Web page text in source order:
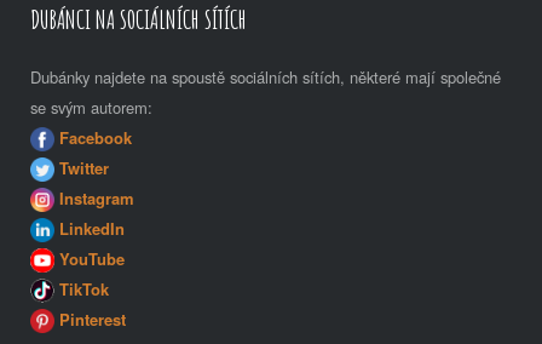
DUBÁNCI NA SOCIÁLNÍCH SÍTÍCH
Dubánky najdete na spoustě sociálních sítích, některé mají společné
se svým autorem:
Facebook
Twitter
Instagram
LinkedIn
YouTube
TikTok
Pinterest